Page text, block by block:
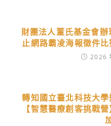
財團法人董氏基金會
止網路霸凌海報徵件
2026
轉知國立臺北科技大
【智慧醫療創客挑戰